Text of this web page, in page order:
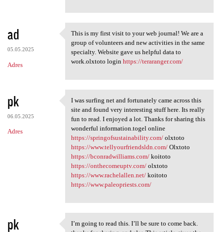
ad
05.05.2025
Adres
This is my first visit to
This is my first visit to your web journal! We are a
group of volunteers and new activities in the same
specialty. Website gave us helpful data to
work.olxtoto login https://teraranger.com/
pk
06.05.2025
Adres
I was surfing net and
I was surfing net and fortunately came across this
site and found very interesting stuff here. Its really
fun to read. I enjoyed a lot. Thanks for sharing this
wonderful information.togel online
https://springofsustainability.com/olxtoto
https://www.tellyourfriendsldn.com/Olxtoto
https://bconradwilliams.com/koitoto
https://onthecomeuptv.com/olxtoto
https://www.rachelallen.net/koitoto
https://www.paleopriests.com/
pk
I’m going to read this. I’ll be sure to come back.